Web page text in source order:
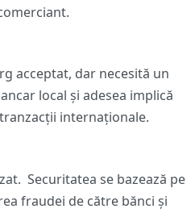
acceptat, dar necesită un
local și adesea implică
internaționale.
Securitatea se bazează pe
fraudei de către bănci și